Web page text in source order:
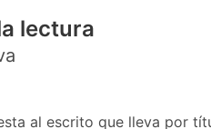
lectura
al escrito que lleva por